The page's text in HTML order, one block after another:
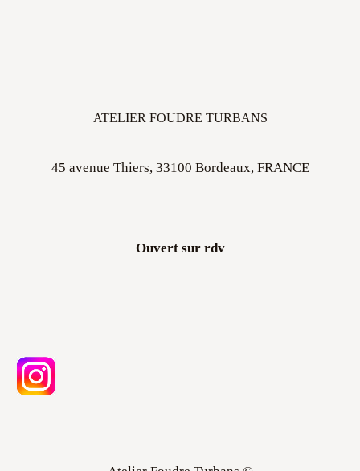
ATELIER FOUDRE TURBANS
45 avenue Thiers, 33100 Bordeaux, FRANCE
Ouvert sur rdv